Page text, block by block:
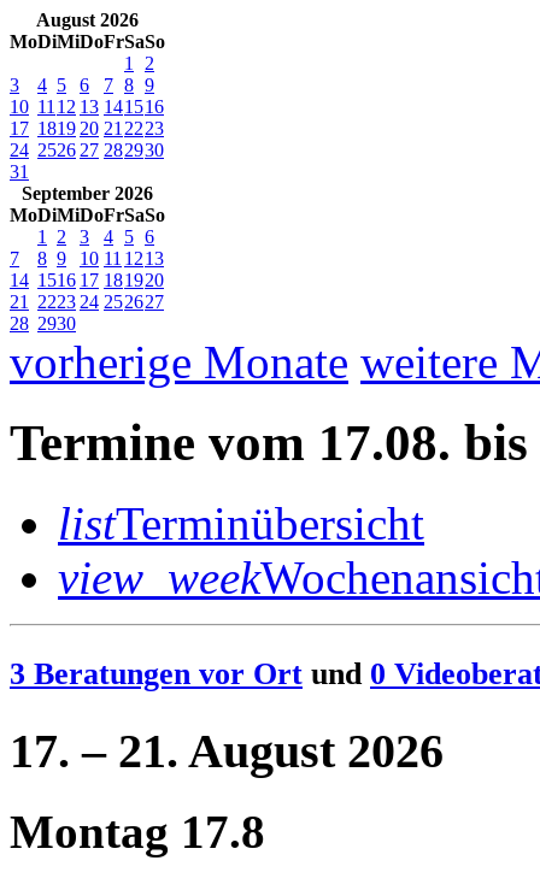
August 2026
MoDiMiDoFrSaSo
1
2
3
4 5 6 7 8 9
10 11 12 13 141516
17 1819 20 21 2223
24 2526 27 282930
31
September 2026
MoDiMiDoFrSaSo
1
2 3 4 5 6
7
8 9 10 11 1213
14 1516 17 181920
21
2223 24 252627
28 2930
vorherige Monate weitere
Termine vom 17.08. bis
listTerminübersicht
view_week
3 Beratungen vor Ort und 0
17. – 21. August 2026
Montag 17.8